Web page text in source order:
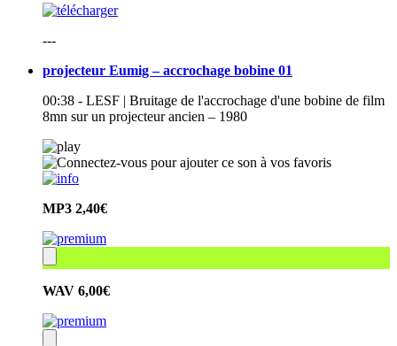
---
projecteur Eumig – accrochage bobine 01
00:38 - LESF | Bruitage de l'accrochage d'une bobine de film
8mn sur un projecteur ancien – 1980
MP3 2,40€
WAV 6,00€